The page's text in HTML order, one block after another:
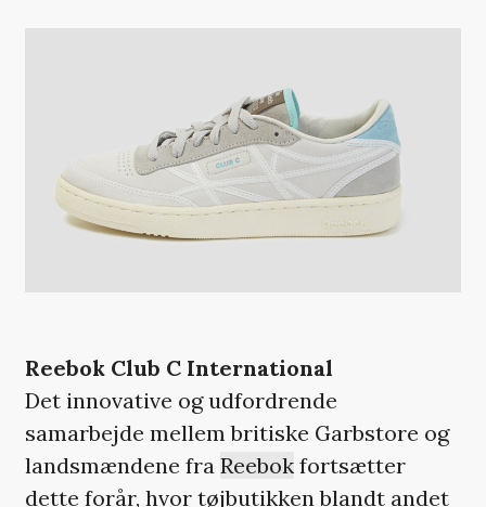
Reebok Club C International
Det innovative og udfordrende
samarbejde mellem britiske Garbstore og
landsmændene fra Reebokfortsætter
dette forår, hvor tøjbutikken blandt andet